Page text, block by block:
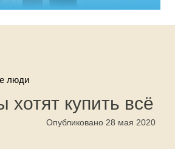
люди
купить всё
Опубликовано 28 мая 2020